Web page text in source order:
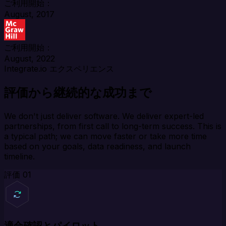
ご利用開始：
August, 2017
ご利用開始：
August, 2022
Integrate.io エクスペリエンス
評価から継続的な成功まで
We don't just deliver software. We deliver expert-led
partnerships, from first call to long-term success. This is
a typical path; we can move faster or take more time
based on your goals, data readiness, and launch
timeline.
評価 01